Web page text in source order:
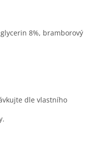
8%, bramborový
dle vlastního